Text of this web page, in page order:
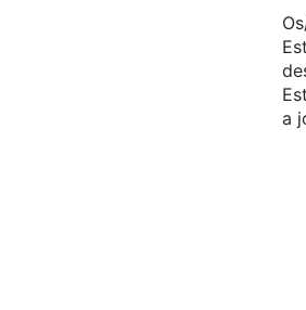
a